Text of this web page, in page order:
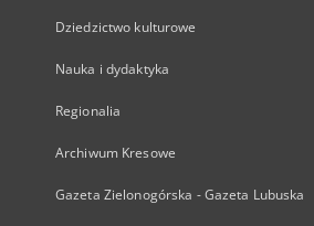
Dziedzictwo kulturowe
Nauka i dydaktyka
Regionalia
Archiwum Kresowe
Gazeta Zielonogórska - Gazeta Lubuska